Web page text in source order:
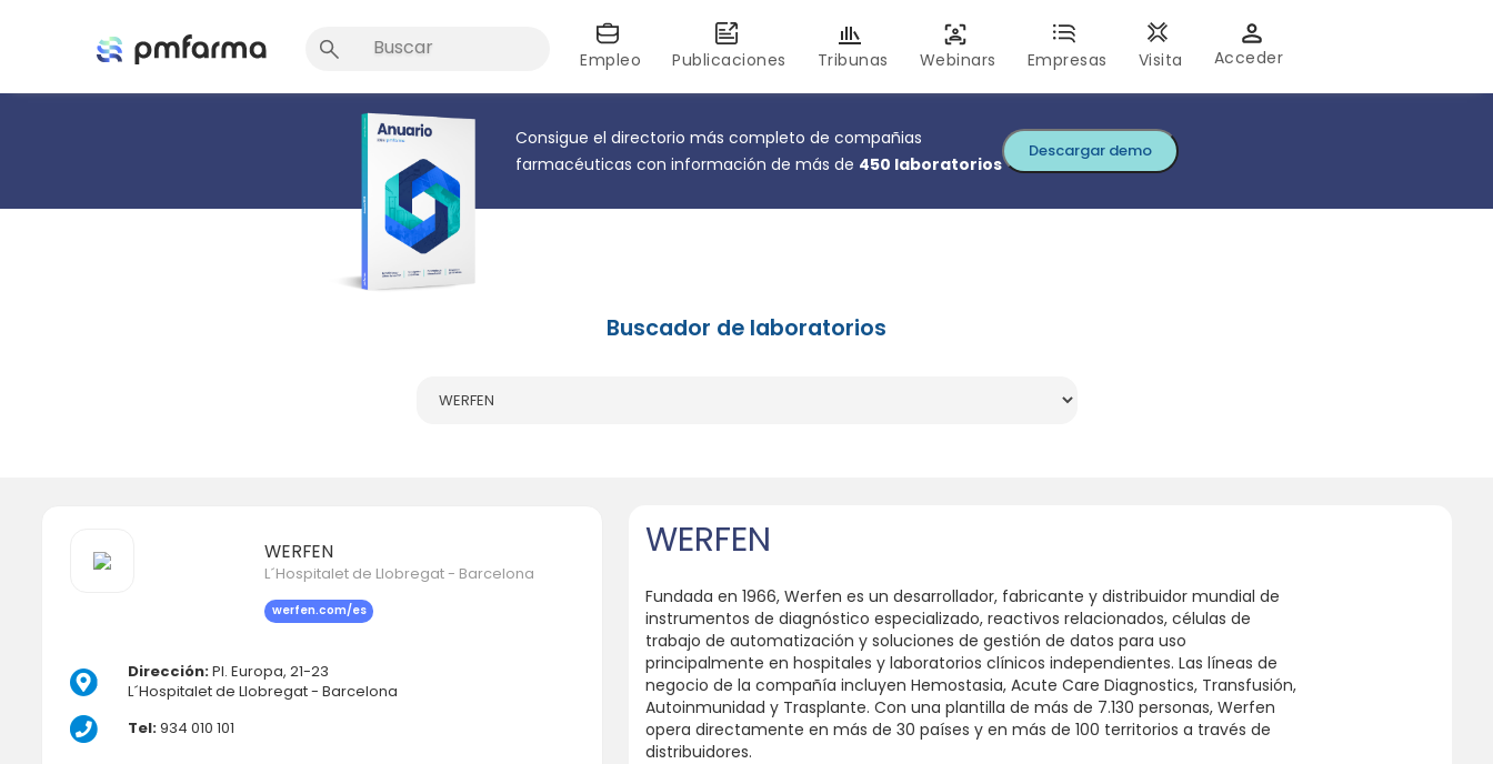
Empleo Publicaciones Tribunas Webinars Empresas Visita Acceder
Consigue el directorio más completo de compañias
farmacéuticas con información de más de 450 laboratorios
Descargar demo
Buscador de laboratorios
WERFEN
L´Hospitalet de Llobregat - Barcelona
werfen.com/es
Dirección:Pl. Europa, 21-23
L´Hospitalet de Llobregat - Barcelona
Tel:934 010 101
WERFEN
Fundada en 1966, Werfen es un desarrollador, fabricante y distribuidor mundial de
instrumentos de diagnóstico especializado, reactivos relacionados, células de
trabajo de automatización y soluciones de gestión de datos para uso
principalmente en hospitales y laboratorios clínicos independientes. Las líneas de
negocio de la compañía incluyen Hemostasia, Acute Care Diagnostics, Transfusión,
Autoinmunidad y Trasplante. Con una plantilla de más de 7.130 personas, Werfen
opera directamente en más de 30 países y en más de 100 territorios a través de
distribuidores.